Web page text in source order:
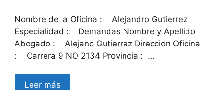
Nombre de la Oficina : Alejandro Gutierrez
Especialidad : Demandas Nombre y Apellido
Abogado : Alejano Gutierrez Direccion Oficina
: Carrera 9 NO 2134 Provincia : …
Leer más